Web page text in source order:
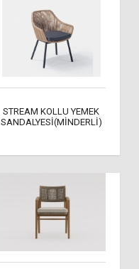
STREAM KOLLU YEMEK
SANDALYESİ(MİNDERLİ)